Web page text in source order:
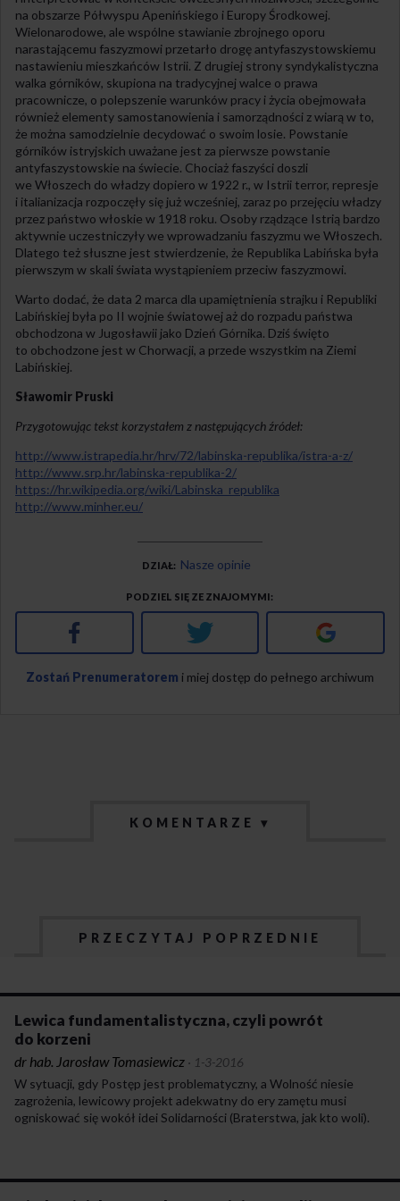
na obszarze Półwyspu Apenińskiego i Europy Środkowej.
Wielonarodowe, ale wspólne stawianie zbrojnego oporu
narastającemu faszyzmowi przetarło drogę antyfaszystowskiemu
nastawieniu mieszkańców Istrii. Z drugiej strony syndykalistyczna
walka górników, skupiona na tradycyjnej walce o prawa
pracownicze, o polepszenie warunków pracy i życia obejmowała
również elementy samostanowienia i samorządności z wiarą w to,
że można samodzielnie decydować o swoim losie. Powstanie
górników istryjskich uważane jest za pierwsze powstanie
antyfaszystowskie na świecie. Chociaż faszyści doszli
we Włoszech do władzy dopiero w 1922 r., w Istrii terror, represje
i italianizacja rozpoczęły się już wcześniej, zaraz po przejęciu władzy
przez państwo włoskie w 1918 roku. Osoby rządzące Istrią bardzo
aktywnie uczestniczyły we wprowadzaniu faszyzmu we Włoszech.
Dlatego też słuszne jest stwierdzenie, że Republika Labińska była
pierwszym w skali świata wystąpieniem przeciw faszyzmowi.
Warto dodać, że data 2 marca dla upamiętnienia strajku i Republiki
Labińskiej była po II wojnie światowej aż do rozpadu państwa
obchodzona w Jugosławii jako Dzień Górnika. Dziś święto
to obchodzone jest w Chorwacji, a przede wszystkim na Ziemi
Labińskiej.
Sławomir Pruski
Przygotowując tekst korzystałem z następujących źródeł:
http://www.istrapedia.hr/hrv/72/labinska-republika/istra-a-z/
http://www.srp.hr/labinska-republika-2/
https://hr.wikipedia.org/wiki/Labinska_republika
http://www.minher.eu/
DZIAŁ Nasze opinie
PODZIEL SIĘ ZE ZNAJOMYMI
Facebook Twitter Google+
Zostań Prenumeratorem i miej dostęp do pełnego archiwum
KOMENTARZE ▾
PRZECZYTAJ POPRZEDNIE
Lewica fundamentalistyczna, czyli powrót
do korzeni
dr hab. Jarosław Tomasiewicz · 1-3-2016
W sytuacji, gdy Postęp jest problematyczny, a Wolność niesie
zagrożenia, lewicowy projekt adekwatny do ery zamętu musi
ogniskować się wokół idei Solidarności (Braterstwa, jak kto woli).
zorganizowane – rolą lewicy jest walka, by stosunki międzyludzkie